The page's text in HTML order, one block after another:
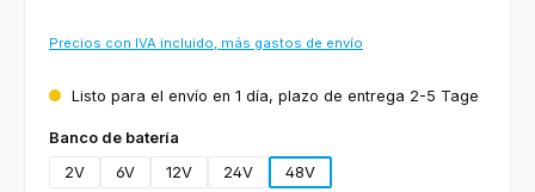
Precios con IVA incluido, más gastos de envío
Listo para el envío en 1 día, plazo de entrega 2-5 Tage
Seleccione
Banco de batería
2V
6V 12V 24V 48V